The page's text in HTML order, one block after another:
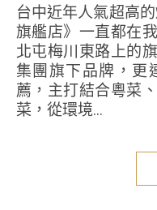
台中近年人氣超高的烤鴨餐廳，《全鴨坊-梅川東
旗艦店》一直都在
北屯梅川東路上的
集團旗下品牌，更
薦，主打結合粵菜
菜，從環境...